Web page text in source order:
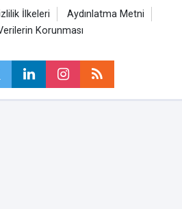
İlkeleri
Aydınlatma Metni
Korunması